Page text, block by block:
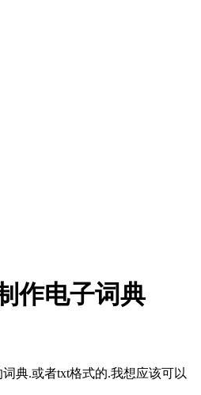
作电子词典
典.或者txt格式的.我想应该可以